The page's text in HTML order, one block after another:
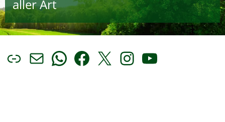
aller Art
LinkE-Mail
WhatsApp
Facebook
X Instagram
YouTube